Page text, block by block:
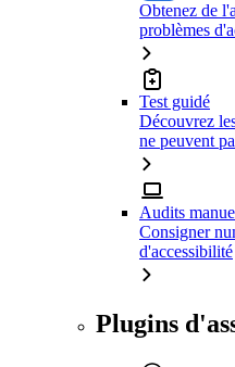
Obtenez de
problèmes
Test guidé
Découvrez
ne peuvent
Audits
Consigner
d'accessibilité
Plugins